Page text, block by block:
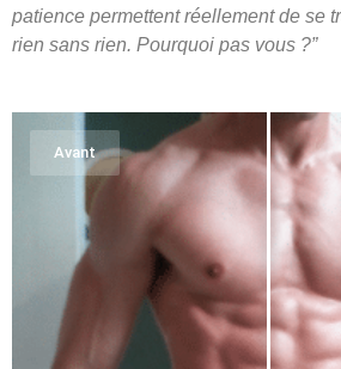
patience permettent réellement de se
rien sans rien. Pourquoi pas vous ?”
Avant